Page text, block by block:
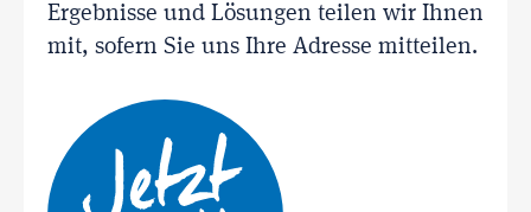
Ergebnisse und Lösungen teilen wir Ihnen
mit, sofern Sie uns Ihre Adresse mitteilen.